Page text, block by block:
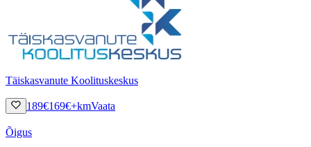
Täiskasvanute Koolituskeskus
189€169€+kmVaata
Õigus